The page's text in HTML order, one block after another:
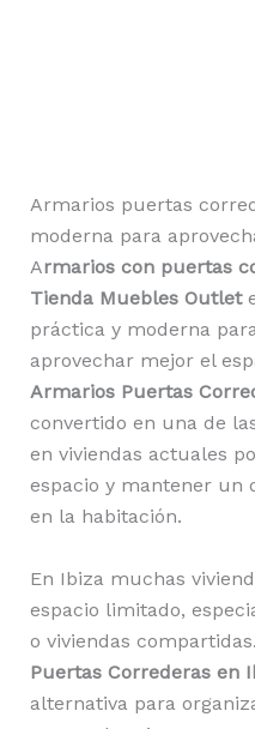
Armarios puertas
moderna para
Armarios con puertas
Tienda Muebles Outlet
práctica y moderna
aprovechar mejor el
Armarios Puertas
convertido en una de
en viviendas actuales
espacio y mantener un
en la habitación.
En Ibiza muchas
espacio limitado,
o viviendas
Puertas Correderas en
alternativa para